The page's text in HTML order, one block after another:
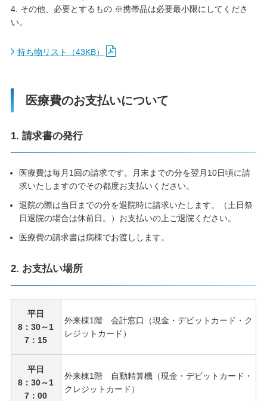
4. その他、必要とするもの ※携帯品は必要最小限にしてくださ
い。
持ち物リスト（43KB）
医療費のお支払いについて
1. 請求書の発行
医療費は毎月1回の請求です。月末までの分を翌月10日頃に請
求いたしますのでその都度お支払いください。
退院の際は当日までの分を退院時に請求いたします。（土日祭
日退院の場合は休前日。）お支払いの上ご退院ください。
医療費の請求書は病棟でお渡しします。
2. お支払い場所
平日
8：30～1
7：15
外来棟1階 会計窓口（現金・デビットカード・ク
レジットカード）
平日
8：30～1
7：00
外来棟1階 自動精算機（現金・デビットカード・
クレジットカード）